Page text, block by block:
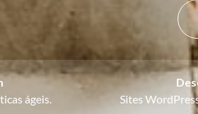
ágeis.
Sites